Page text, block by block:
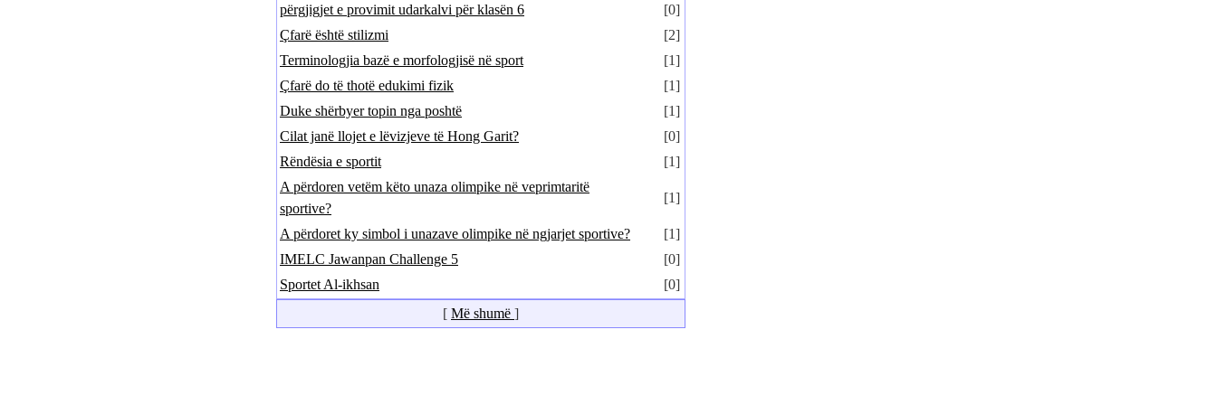
përgjigjet e provimit udarkalvi për klasën 6
[0]
Çfarë është stilizmi
[2]
Terminologjia bazë e morfologjisë në sport
[1]
Çfarë do të thotë edukimi fizik
[1]
Duke shërbyer topin nga poshtë
[1]
Cilat janë llojet e lëvizjeve të Hong Garit?
[0]
Rëndësia e sportit
[1]
A përdoren vetëm këto unaza olimpike në veprimtaritë
sportive?
[1]
A përdoret ky simbol i unazave olimpike në ngjarjet sportive?
[1]
IMELC Jawanpan Challenge 5
[0]
Sportet Al-ikhsan
[0]
[ Më shumë ]